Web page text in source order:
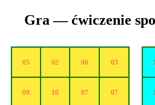
Gra — ćwiczenie
05 02 06 03
09 10 07 07